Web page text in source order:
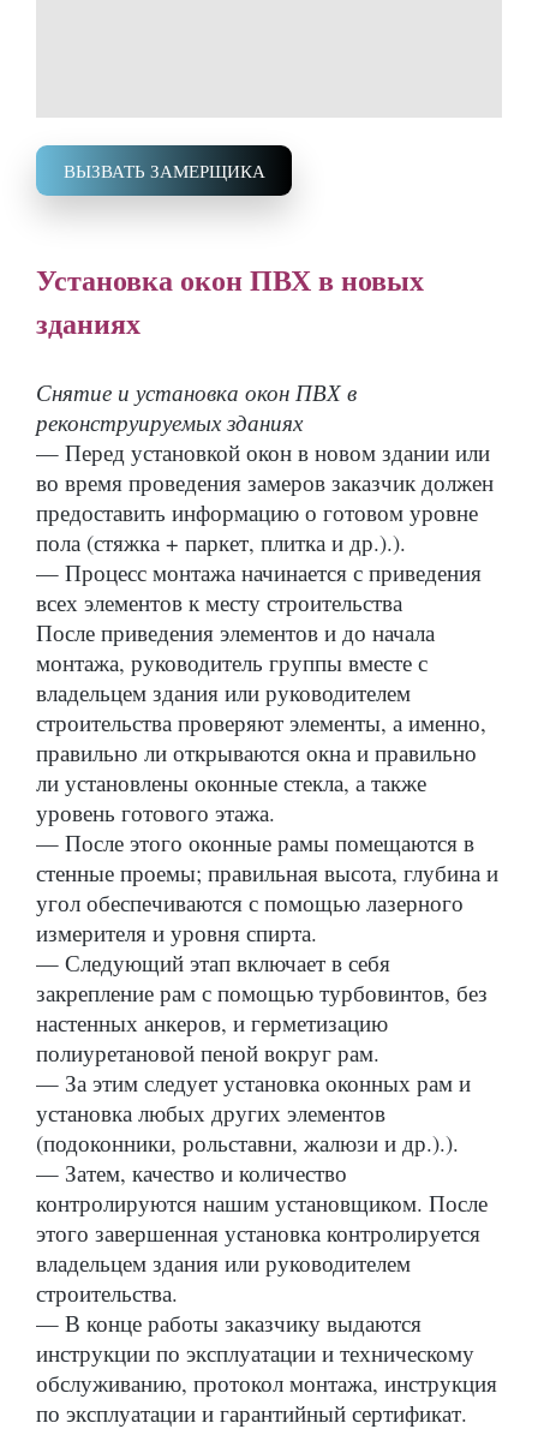
ВЫЗВАТЬ ЗАМЕРЩИКА
Установка окон ПВХ в новых
зданиях
Снятие и установка окон ПВХ в
реконструируемых зданиях
— Перед установкой окон в новом здании или
во время проведения замеров заказчик должен
предоставить информацию о готовом уровне
пола (стяжка + паркет, плитка и др.).).
— Процесс монтажа начинается с приведения
всех элементов к месту строительства
После приведения элементов и до начала
монтажа, руководитель группы вместе с
владельцем здания или руководителем
строительства проверяют элементы, а именно,
правильно ли открываются окна и правильно
ли установлены оконные стекла, а также
уровень готового этажа.
— После этого оконные рамы помещаются в
стенные проемы; правильная высота, глубина и
угол обеспечиваются с помощью лазерного
измерителя и уровня спирта.
— Следующий этап включает в себя
закрепление рам с помощью турбовинтов, без
настенных анкеров, и герметизацию
полиуретановой пеной вокруг рам.
— За этим следует установка оконных рам и
установка любых других элементов
(подоконники, рольставни, жалюзи и др.).).
— Затем, качество и количество
контролируются нашим установщиком. После
этого завершенная установка контролируется
владельцем здания или руководителем
строительства.
— В конце работы заказчику выдаются
инструкции по эксплуатации и техническому
обслуживанию, протокол монтажа, инструкция
по эксплуатации и гарантийный сертификат.